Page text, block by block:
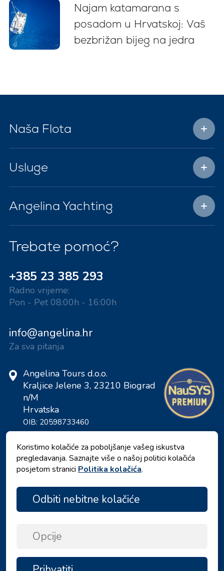
Najam katamarana s
posadom u Hrvatskoj: Vaš
bezbrižan bijeg na jedra
Naša Flota
Usluge
Angelina Yachting
Trebate pomoć?
+385 23 385 293
Radno vrijeme:
Pon - Pet 08:00h - 16:00h
info@angelina.hr
Za sva pitanja
Angelina Tours d.o.o.
Kraljice Jelene 3, 23210 Biograd
n/M
Hrvatska
OIB: 20598733460
ID: HR-AB-23-060130534, MB:
0650676
Pravila privatnosti
Koristimo kolačiće za poboljšanje vašeg iskustva
pregledavanja. Saznajte više o našoj politici kolačića
posjetom stranici Politika kolačića.
Odbiti nebitne kolačiće
Opcije